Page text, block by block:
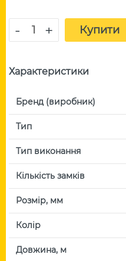
- + Купити
Характеристики
Бренд (виробник)
Тип
Тип виконання
Кількість замків
Розмір, мм
Колір
Довжина, м